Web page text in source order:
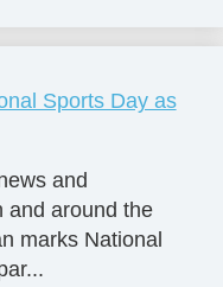
Sports Day as
and
and around the
marks National